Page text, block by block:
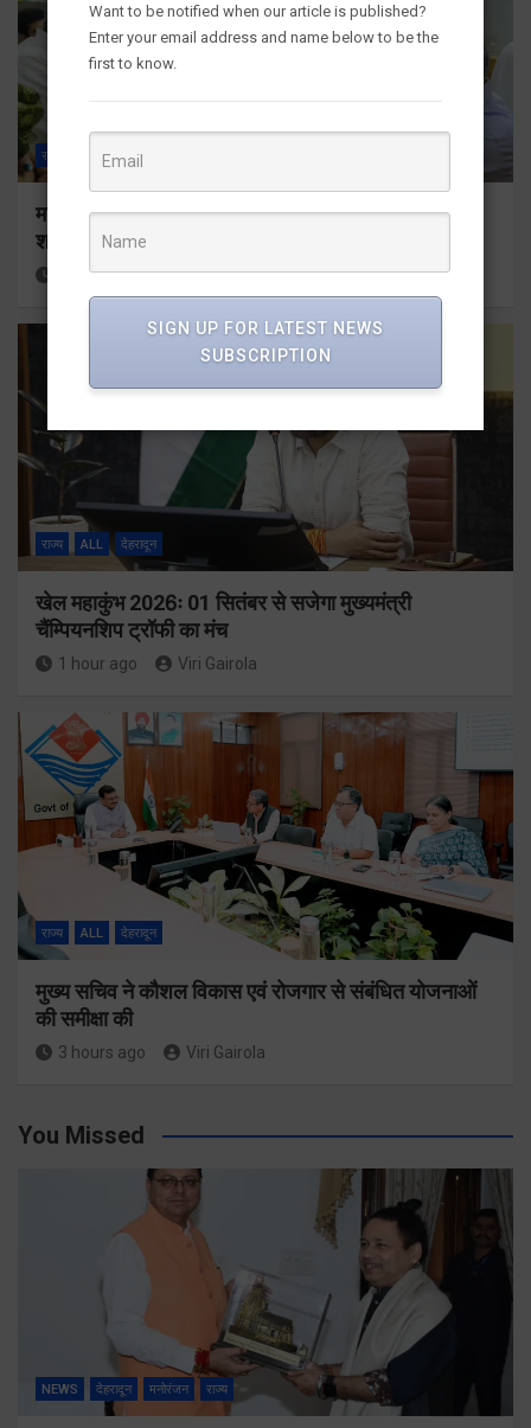
राज्य देहरादून
मतदाता सुनवाई में लापरवाही बर्दाश्त नहीं, आयोग के निर्देशों का
शत-प्रतिशत पालन सुनिश्चित करेंः गढ़वाल आयुक्त
1 hour ago Viri Gairola
राज्य ALL देहरादून
खेल महाकुंभ 2026ः 01 सितंबर से सजेगा मुख्यमंत्री
चैंम्पियनशिप ट्रॉफी का मंच
1 hour ago Viri Gairola
राज्य ALL देहरादून
मुख्य सचिव ने कौशल विकास एवं रोजगार से संबंधित योजनाओं
की समीक्षा की
3 hours ago Viri Gairola
You Missed
NEWS देहरादून मनोरंजन राज्य
Want to be notified when our article is published?
Enter your email address and name below to be the
first to know.
SIGN UP FOR LATEST NEWS
SUBSCRIPTION